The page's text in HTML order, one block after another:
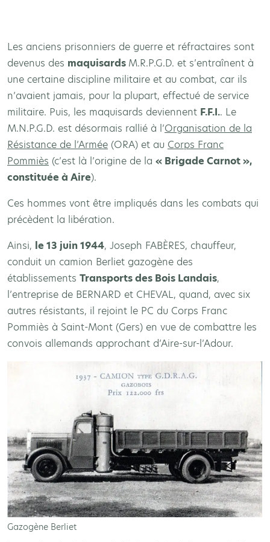
Les anciens prisonniers de guerre et réfractaires sont
devenus des maquisards M.R.P.G.D. et s’entraînent à
une certaine discipline militaire et au combat, car ils
n’avaient jamais, pour la plupart, effectué de service
militaire. Puis, les maquisards deviennent F.F.I.. Le
M.N.P.G.D. est désormais rallié à l’Organisation de la
Résistance de l’Armée (ORA) et au Corps Franc
Pommiès (c’est là l’origine de la « Brigade Carnot »,
constituée à Aire).
Ces hommes vont être impliqués dans les combats qui
précèdent la libération.
Ainsi, le 13 juin 1944, Joseph FABÈRES, chauffeur,
conduit un camion Berliet gazogène des
établissements Transports des Bois Landais,
l’entreprise de BERNARD et CHEVAL, quand, avec six
autres résistants, il rejoint le PC du Corps Franc
Pommiès à Saint-Mont (Gers) en vue de combattre les
convois allemands approchant d’Aire-sur-l’Adour.
Gazogène Berliet